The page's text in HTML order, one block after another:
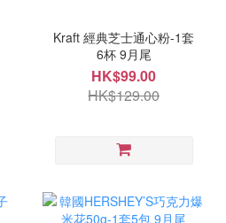
Kraft 經典芝士通心粉-1套
6杯 9月尾
HK$99.00
HK$129.00